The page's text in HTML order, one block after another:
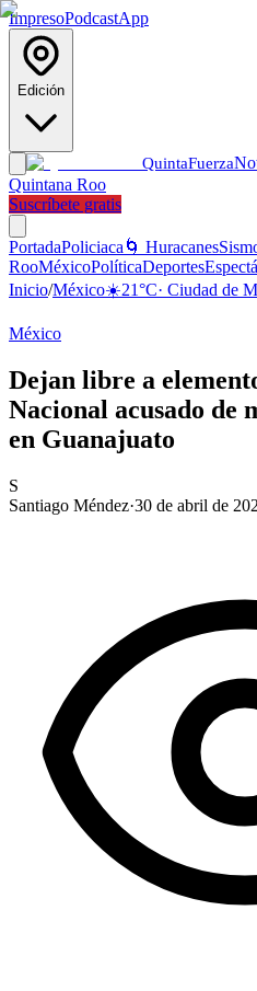
ImpresoPodcastApp
Edición
QuintaFuerza
Quintana Roo
Suscríbete gratis
PortadaPoliciaca 🌀 Huracanes
RooMéxicoPolíticaDeportes
Inicio/México☀️21°C· Ciudad de
México
Dejan libre a
Nacional acusado de
en Guanajuato
S
Santiago Méndez·30 de abril de